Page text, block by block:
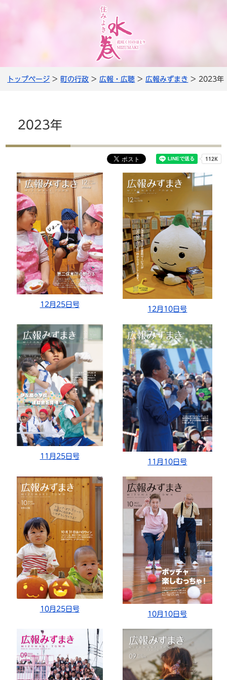
トップページ > 町の行政 > 広報・広聴 > 広報みずまき > 2023年
2023年
12月25日号
12月10日号
11月25日号
11月10日号
10月25日号
10月10日号